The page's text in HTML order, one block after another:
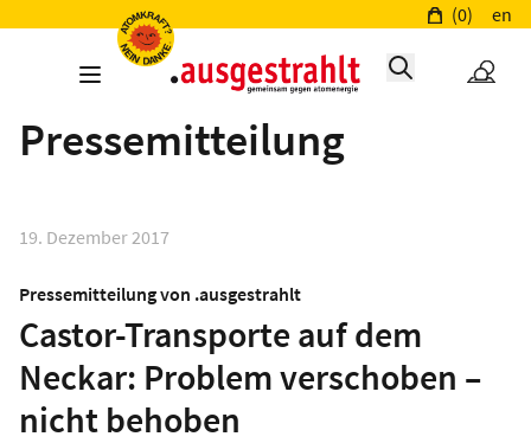
(0) en
Pressemitteilung
19. Dezember 2017
Pressemitteilung von .ausgestrahlt
Castor-Transporte auf dem
Neckar: Problem verschoben –
nicht behoben